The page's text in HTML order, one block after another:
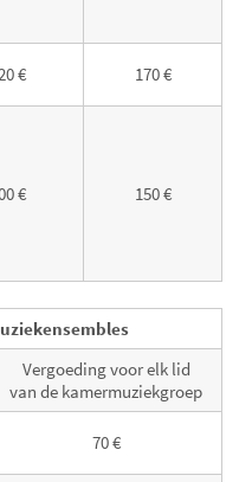
€ 170 €
€ 150 €
Vergoeding voor elk lid
van de kamermuziekgroep
70 €